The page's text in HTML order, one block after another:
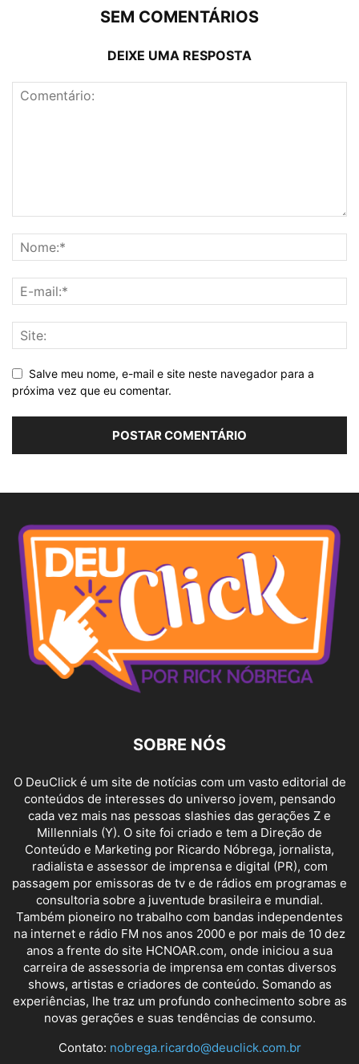
SEM COMENTÁRIOS
DEIXE UMA RESPOSTA
Salve meu nome, e-mail e site neste navegador para a
próxima vez que eu comentar.
SOBRE NÓS
O DeuClick é um site de notícias com um vasto editorial de
conteúdos de interesses do universo jovem, pensando
cada vez mais nas pessoas slashies das gerações Z e
Millennials (Y). O site foi criado e tem a Direção de
Conteúdo e Marketing por Ricardo Nóbrega, jornalista,
radialista e assessor de imprensa e digital (PR), com
passagem por emissoras de tv e de rádios em programas e
consultoria sobre a juventude brasileira e mundial.
Também pioneiro no trabalho com bandas independentes
na internet e rádio FM nos anos 2000 e por mais de 10 dez
anos a frente do site HCNOAR.com, onde iniciou a sua
carreira de assessoria de imprensa em contas diversos
shows, artistas e criadores de conteúdo. Somando as
experiências, lhe traz um profundo conhecimento sobre as
novas gerações e suas tendências de consumo.
Contato: nobrega.ricardo@deuclick.com.br